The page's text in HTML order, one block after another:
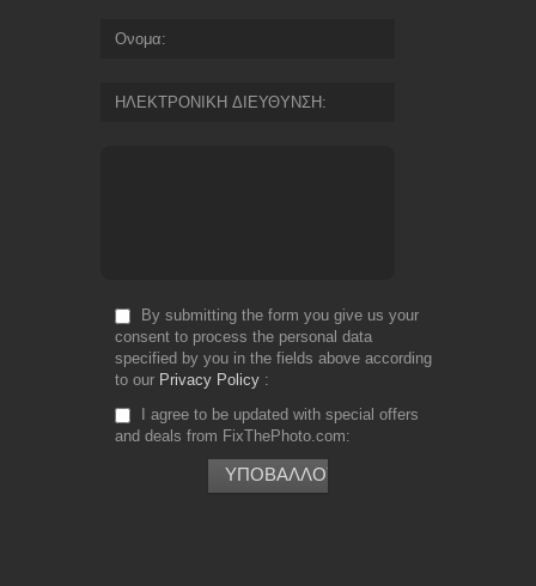
Ονομα
ΗΛΕΚΤΡΟΝΙΚΗ ΔΙΕΥΘΥΝΣΗ
By submitting the form you give us your
consent to process the personal data
specified by you in the fields above according
to our Privacy Policy
I agree to be updated with special offers
and deals from FixThePhoto.com